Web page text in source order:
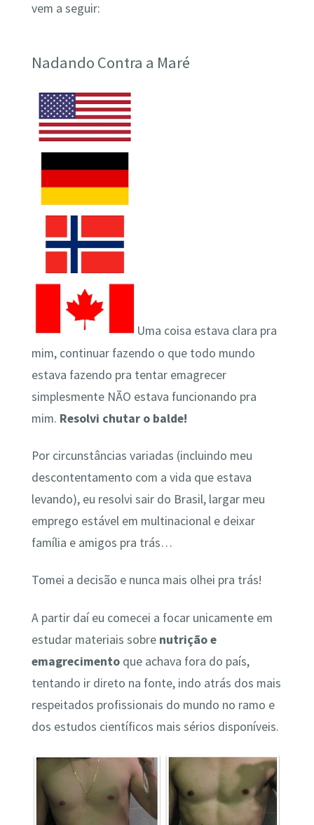
vem a seguir:
Nadando Contra a Maré
Uma coisa estava clara pra
mim, continuar fazendo o que todo mundo
estava fazendo pra tentar emagrecer
simplesmente NÃO estava funcionando pra
mim. Resolvi chutar o balde!
Por circunstâncias variadas (incluindo meu
descontentamento com a vida que estava
levando), eu resolvi sair do Brasil, largar meu
emprego estável em multinacional e deixar
família e amigos pra trás…
Tomei a decisão e nunca mais olhei pra trás!
A partir daí eu comecei a focar unicamente em
estudar materiais sobre nutrição e
emagrecimentoque achava fora do país,
tentando ir direto na fonte, indo atrás dos mais
respeitados profissionais do mundo no ramo e
dos estudos científicos mais sérios disponíveis.